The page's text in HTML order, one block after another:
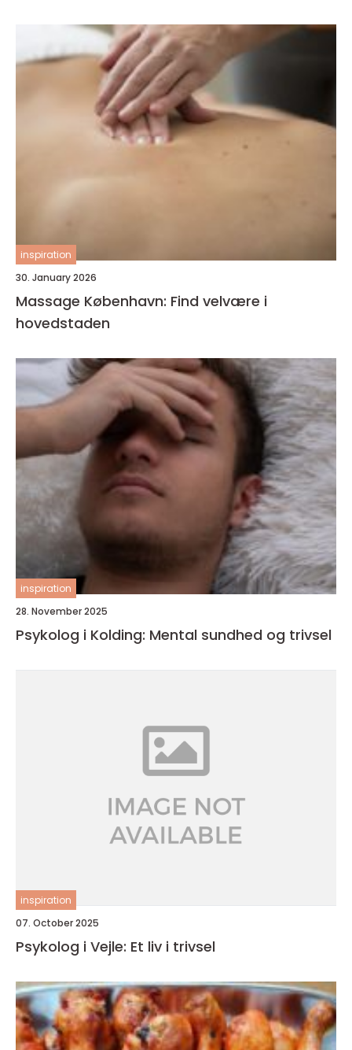
inspiration
30. January 2026
Massage København: Find velvære i
hovedstaden
inspiration
28. November 2025
Psykolog i Kolding: Mental sundhed og trivsel
inspiration
07. October 2025
Psykolog i Vejle: Et liv i trivsel